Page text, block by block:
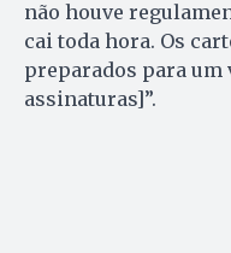
não houve
cai toda hora. Os
preparados para um
assinaturas]”.